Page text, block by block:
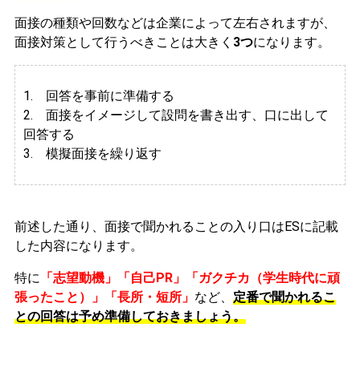
面接の種類や回数などは企業によって左右されますが、
面接対策として行うべきことは大きく 3つになります。
1. 回答を事前に準備する
2. 面接をイメージして設問を書き出す、口に出して
回答する
3. 模擬面接を繰り返す
前述した通り、面接で聞かれることの入り口はESに記載
した内容になります。
特に 「志望動機」「自己PR」「ガクチカ（学生時代に頑
張ったこと）」「長所・短所」 など、 定番で聞かれるこ
との回答は予め準備しておきましょう。